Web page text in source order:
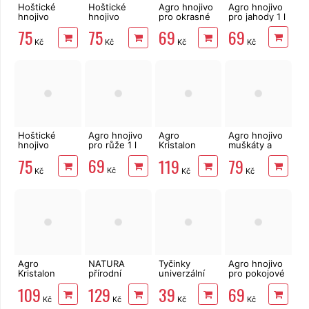
Hoštické
hnojivo
Papriky s
guánem
75 Kč
Hoštické
hnojivo
Cukety s
guánem
75Kč
Agro hnojivo
pro okrasné
dřeviny 1 l
69 Kč
Agro hnojivo
pro jahody 1 l
69 Kč
Hoštické
hnojivo
Borůvky s
guánem
500ml
75 Kč
Agro hnojivo
pro růže 1 l
69 Kč
Agro
Kristalon
GOLD 0,5 kg
119 Kč
Agro hnojivo
muškáty a
balkónové
květiny 1 l
79 Kč
Agro
Kristalon
hnojivo plod
a květ 0,5 kg
109 Kč
NATURA
přírodní
hnojivo pro
celou
zahradu 1 l
129 Kč
Tyčinky
univerzální
39 Kč
Agro hnojivo
pro pokojové
rostliny 1 l
69 Kč